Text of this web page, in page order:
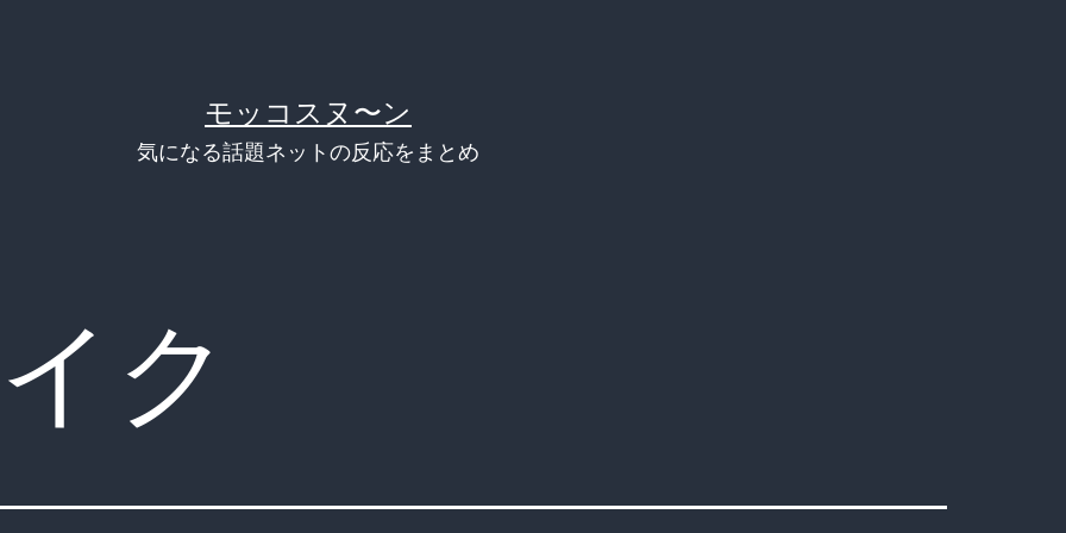
モッコスヌ〜ン
気になる話題ネットの反応をまとめ
ク